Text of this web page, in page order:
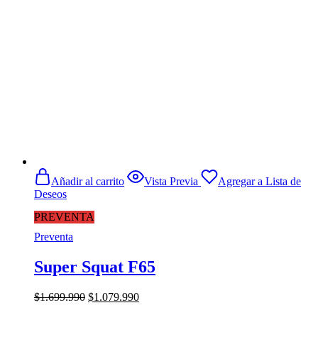
PREVENTA
Añadir al carrito Vista Previa
Agregar a Lista de
Deseos
Preventa
Super Squat F65
$1.699.990 El
$1.079.990El